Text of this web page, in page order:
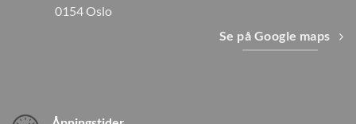
0154 Oslo
Se på Google maps